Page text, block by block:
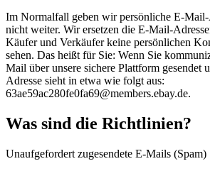
Im Normalfall geben wir persönliche E-
nicht weiter. Wir ersetzen die E-Mail-
Käufer und Verkäufer keine persönlichen
sehen. Das heißt für Sie: Wenn Sie
Mail über unsere sichere Plattform gesendet
Adresse sieht in etwa wie folgt aus:
63ae59ac280fe0fa69@members.ebay.de.
Was sind die Richtlinien?
Unaufgefordert zugesendete E-Mails (Spam)